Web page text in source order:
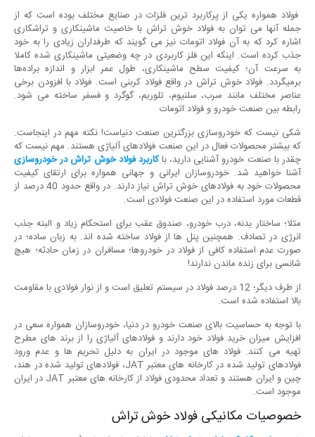
فولاد همواره یکی از پرکاربرد ترین فلزات در صنایع مختلف بوده است که از
جمله آنها می توان به فولاد خوش تراش با خاصیت ماشینکاری و تراشکاری
اشاره کرد که به آن فولاد اتومات نیز می گویند که طرفداران زیادی را به خود
جذب کرده است. اینکه این فلز کاربردی در چه وضعیتی ماشینکاری شده کاملا
به سرعت آن؛ کیفیت سطح ماشینکاری، طول عمر ابزار و اندازه براده‌ها
برمیگردد. فولاد خوش تراش در واقع فولاد کربنی است. فولاد با افزودن برخی
عناصر مختلف مانند سرب، سلنیوم، تلوریم، گوگرد و فسفر ساخته می شود.
رابطه بین صنعت خودرو و فولاد اتومات
شکی نیست که خودروسازی بزرگترین صنعت دنیاست! نکته مهم در اینجاست.
که بیشتر محصولات فعال در این صنعت فولادهای آلیاژی هستند. مهم نیست که
چقدر با صنعت خودرو آشنایی دارید، باکاربرد فولاد خوش تراش در خودروسازی
آشنا خواهید شد. خودروسازان ایرانی و جهانی همواره برای ارتقای کیفیت
محصولات خود به فولادهای خوش تراش نیاز دارند. در واقع حدود 40 درصد از
قطعات مورد استفاده در این صنعت فولادی است.
مثلا؛ ساختار بدنه، درب خودرو، صندوق عقب برای استحکام زیاد و البته جذب
انرژی در تصادف. همچنین پنل ها از فولاد ساخته شده اند. به زبان ساده؛ در
صورت عدم استفاده کافی از فولاد در خودروها؛ مسافران در زمان حادثه؛ هیچ
شانسی برای زنده ماندن ندارند!
از طرف دیگر؛ 12 درصد فولاد در سیستم تعلیق است و از نوار فولادی با مقاومت
بالا استفاده شده است.
با توجه به حساسیت بالای صنعت خودرو در دنیا، خودروسازان همواره سعی در
افزایش میزان خرید فولاد خود دارند و فولادهای آلیاژی را از برند های مطرح
تهیه می کنند. فولاد های موجود در ایران به دلیل تحریم ها و عدم ورود
فولادهای تولید شده در کارخانه های معتبر JAT، فولادهای تولید شده در هند،
چین و ایران هستند و تعداد محدودی فولاد از کارخانه های معتبر JAT در ایران
موجود است.
خصوصیات مکانیکی فولاد خوش تراش